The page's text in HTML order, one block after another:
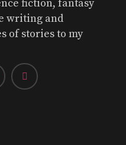
fiction, fantasy
writing and
of stories to my